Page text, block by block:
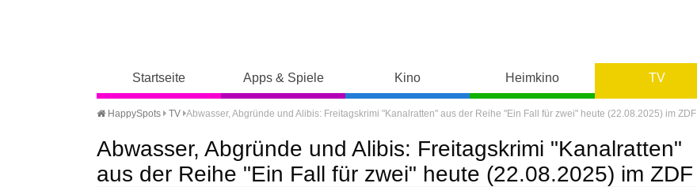
Startseite Apps & Spiele Kino Heimkino TV
HappySpots TV Abwasser, Abgründe und Alibis: Freitagskrimi "Kanalratten" aus der Reihe "Ein Fall für zwei" heute (22.08.2025) im ZDF
Abwasser, Abgründe und Alibis: Freitagskrimi "Kanalratten"
aus der Reihe "Ein Fall für zwei" heute (22.08.2025) im ZDF